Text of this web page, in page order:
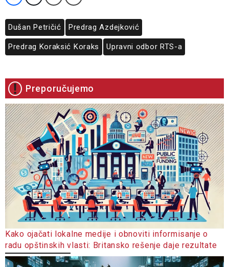
Dušan Petričić Predrag Azdejković
Predrag Koraksić Koraks Upravni odbor RTS-a
Preporučujemo
Kako ojačati lokalne medije i obnoviti informisanje o
radu opštinskih vlasti: Britansko rešenje daje rezultate